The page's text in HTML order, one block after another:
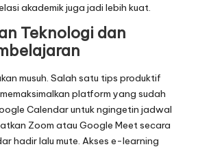
akademik juga jadi lebih kuat.
Teknologi dan
musuh. Salah satu tips produktif
platform yang sudah
Calendar untuk ngingetin jadwal
Zoom atau Google Meet secara
hadir lalu mute. Akses e-learning